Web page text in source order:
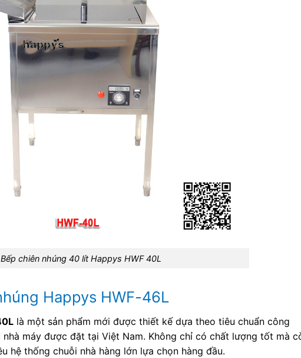
Bếp chiên nhúng 40 lít Happys HWF 40L
Happys HWF-46L
là một sản phẩm mới được thiết kế dựa theo tiêu chuẩn công
nhà máy được đặt tại Việt Nam. Không chỉ có chất lượng tốt mà
hệ thống chuỗi nhà hàng lớn lựa chọn hàng đầu.